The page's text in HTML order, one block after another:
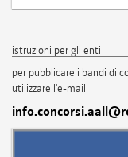
istruzioni per gli enti
per pubblicare i bandi di
utilizzare l'e-mail